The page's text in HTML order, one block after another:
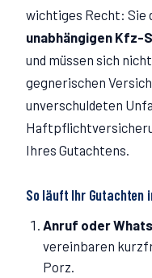
wichtiges Recht: Sie
unabhängigen Kfz-
und müssen sich
gegnerischen
unverschuldeten
Ihres Gutachtens.
So läuft Ihr Gutachten
Anruf oder
vereinbaren
Porz.